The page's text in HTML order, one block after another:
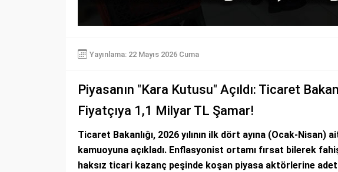
Yayınlama: 22 Mayıs 2026 Cuma
Piyasanın "Kara Kutusu" Açıldı: Ticaret
Fiyatçıya 1,1 Milyar TL Şamar!
Ticaret Bakanlığı, 2026 yılının ilk dört ayına (Ocak-
kamuoyuna açıkladı. Enflasyonist ortamı fırsat bilerek
haksız ticari kazanç peşinde koşan piyasa aktörlerine adeta